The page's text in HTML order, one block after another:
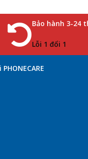
Bảo hành 3-24
Lỗi 1 đổi 1